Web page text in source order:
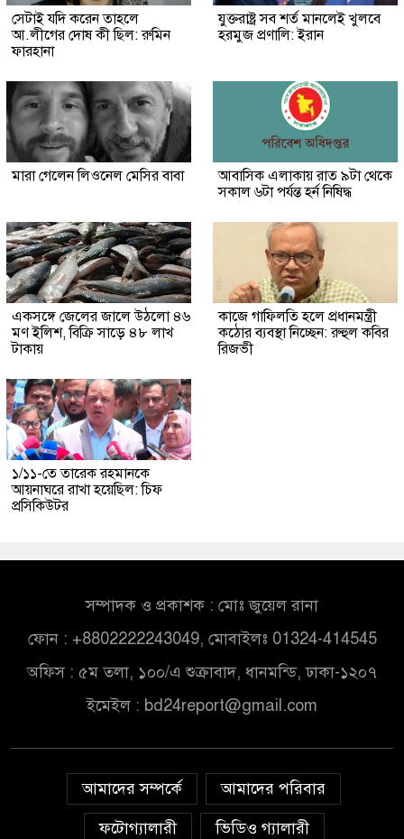
সেটাই যদি করেন তাহলে
আ.লীগের দোষ কী ছিল: রুমিন
ফারহানা
যুক্তরাষ্ট্র সব শর্ত মানলেই খুলবে
হরমুজ প্রণালি: ইরান
মারা গেলেন লিওনেল মেসির বাবা
আবাসিক এলাকায় রাত ৯টা থেকে
সকাল ৬টা পর্যন্ত হর্ন নিষিদ্ধ
একসঙ্গে জেলের জালে উঠলো ৪৬
মণ ইলিশ, বিক্রি সাড়ে ৪৮ লাখ
টাকায়
কাজে গাফিলতি হলে প্রধানমন্ত্রী
কঠোর ব্যবস্থা নিচ্ছেন: রুহুল কবির
রিজভী
১/১১-তে তারেক রহমানকে
আয়নাঘরে রাখা হয়েছিল: চিফ
প্রসিকিউটর
সম্পাদক ও প্রকাশক : মোঃ জুয়েল রানা
ফোন : +8802222243049, মোবাইলঃ 01324-414545
অফিস : ৫ম তলা, ১০০/এ শুক্রাবাদ, ধানমন্ডি, ঢাকা-১২০৭
ইমেইল : bd24report@gmail.com
আমাদের সম্পর্কে
আমাদের পরিবার
ফটোগ্যালারী
ভিডিও গ্যালারী